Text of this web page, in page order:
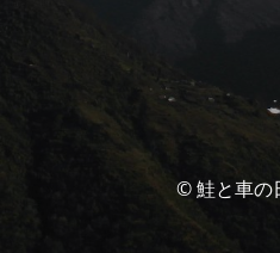
© 鮭と車の